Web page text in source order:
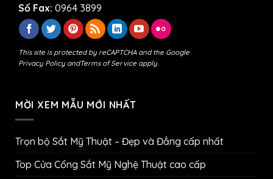
Số Fax: 0964 3899
This site is protected by reCAPTCHA and the Google
Privacy PolicyandTerms of Serviceapply.
MỜI XEM MẪU MỚI NHẤT
Trọn bộ Sắt Mỹ Thuật – Đẹp và Đẳng cấp nhất
Top Cửa Cổng Sắt Mỹ Nghệ Thuật cao cấp